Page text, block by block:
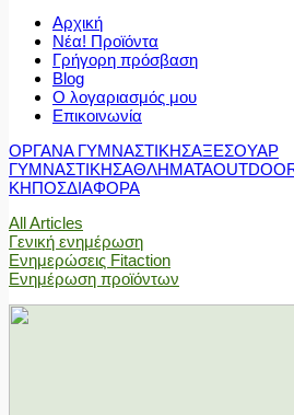
Αρχική
Νέα! Προϊόντα
Γρήγορη πρόσβαση
Blog
Ο λογαριασμός μου
Επικοινωνία
ΟΡΓΑΝΑ ΓΥΜΝΑΣΤΙΚΗΣΑΞΕΣΟΥΑΡ
ΓΥΜΝΑΣΤΙΚΗΣΑΘΛΗΜΑΤΑ
ΚΗΠΟΣΔΙΑΦΟΡΑ
All Articles
Γενική ενημέρωση
Ενημερώσεις Fitaction
Ενημέρωση προϊόντων